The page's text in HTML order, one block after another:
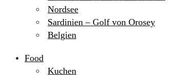
Nordsee
Sardinien – Golf von Orosey
Belgien
Food
Kuchen